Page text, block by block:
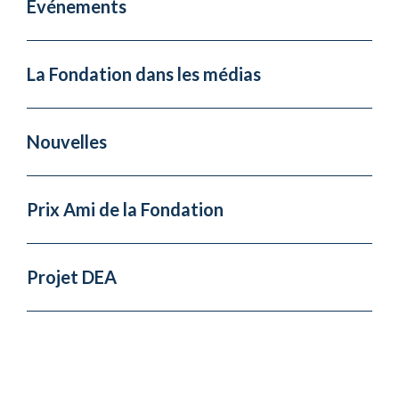
Événements
La Fondation dans les médias
Nouvelles
Prix Ami de la Fondation
Projet DEA